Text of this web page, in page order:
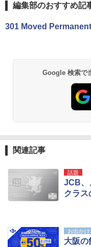
[
プ
￥
人
テ
熊
【
防
送
￥
￥
-
￥-
編集部のおすすめ記
301 Moved
Google 検索で
関連記事
話題
JCB、
クラス
お出かけ
大阪の